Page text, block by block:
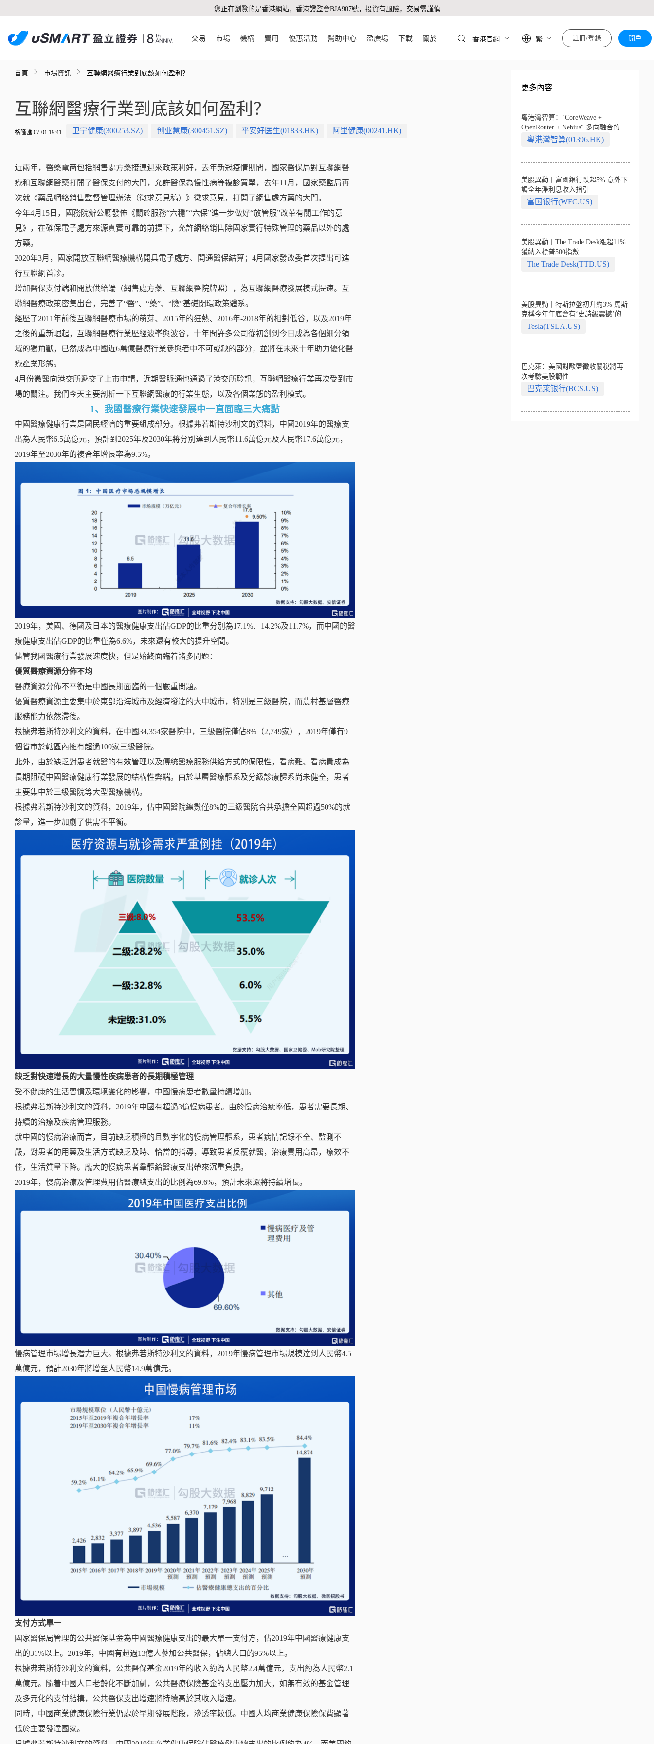
您正在瀏覽的是香港網站，香港證監會BJA907號，投資有風險，交易需謹慎
交易 市場 機構 費用 優惠活動 幫助中心 盈廣場 下載 關於 香港官網 繁 註冊/登錄 開戶
首頁 市場資訊 互聯網醫療行業到底該如何盈利？
互聯網醫療行業到底該如何盈利？
格隆匯 07-01 19:41 卫宁健康(300253.SZ) 创业慧康(300451.SZ) 平安好医生(01833.HK) 阿里健康(00241.HK)
近兩年，醫藥電商包括網售處方藥接連迎來政策利好，去年新冠疫情期間，國家醫保局對互聯網醫
療和互聯網醫藥打開了醫保支付的大門，允許醫保為慢性病等複診買單，去年11 月，國家藥監局再
次就《藥品網絡銷售監督管理辦法（徵求意見稿）》徵求意見，打開了網售處方藥的大門。
今年4月15日，國務院辦公廳發佈《關於服務“六穩”“六保”進一步做好“放管服”改革有關工作的意
見》，在確保電子處方來源真實可靠的前提下，允許網絡銷售除國家實行特殊管理的藥品以外的處
方藥。
2020年3月，國家開放互聯網醫療機構開具電子處方、開通醫保結算；4月國家發改委首次提出可進
行互聯網首診。
增加醫保支付端和開放供給端（網售處方藥、互聯網醫院牌照），為互聯網醫療發展模式提速。互
聯網醫療政策密集出台，完善了“醫”、“藥”、“險”基礎閉環政策體系。
經歷了2011年前後互聯網醫療市場的萌芽、2015年的狂熱、2016年-2018年的相對低谷，以及2019年
之後的重新崛起，互聯網醫療行業歷經波峯與波谷，十年間許多公司從初創到今日成為各個細分領
域的獨角獸，已然成為中國近6萬億醫療行業參與者中不可或缺的部分，並將在未來十年助力優化醫
療產業形態。
4月份微醫向港交所遞交了上市申請，近期醫脈通也通過了港交所聆訊，互聯網醫療行業再次受到市
場的關注。我們今天主要剖析一下互聯網醫療的行業生態，以及各個業態的盈利模式。
1、我國醫療行業快速發展中一直面臨三大痛點
中國醫療健康行業是國民經濟的重要組成部分。根據弗若斯特沙利文的資料，中國2019年的醫療支
出為人民幣6.5萬億元，預計到2025年及2030年將分別達到人民幣11.6萬億元及人民幣17.6萬億元，
2019年至2030年的複合年增長率為9.5%。
2019年，美國、德國及日本的醫療健康支出佔GDP的比重分別為17.1%、14.2%及11.7%，而中國的醫
療健康支出佔GDP的比重僅為6.6%，未來還有較大的提升空間。
儘管我國醫療行業發展速度快，但是始終面臨着諸多問題：
優質醫療資源分佈不均
醫療資源分佈不平衡是中國長期面臨的一個嚴重問題。
優質醫療資源主要集中於東部沿海城市及經濟發達的大中城市，特別是三級醫院，而農村基層醫療
服務能力依然滯後。
根據弗若斯特沙利文的資料，在中國34,354家醫院中，三級醫院僅佔8%（2,749家），2019年僅有9
個省市於轄區內擁有超過100家三級醫院。
此外，由於缺乏對患者就醫的有效管理以及傳統醫療服務供給方式的侷限性，看病難、看病貴成為
長期阻礙中國醫療健康行業發展的結構性弊端。由於基層醫療體系及分級診療體系尚未健全，患者
主要集中於三級醫院等大型醫療機構。
根據弗若斯特沙利文的資料，2019年，佔中國醫院總數僅8%的三級醫院合共承擔全國超過50%的就
診量，進一步加劇了供需不平衡。
缺乏對快速增長的大量慢性疾病患者的長期積極管理
受不健康的生活習慣及環境變化的影響，中國慢病患者數量持續增加。
根據弗若斯特沙利文的資料，2019年中國有超過3億慢病患者。由於慢病治癒率低，患者需要長期、
持續的治療及疾病管理服務。
就中國的慢病治療而言，目前缺乏積極的且數字化的慢病管理體系，患者病情記錄不全、監測不
嚴，對患者的用藥及生活方式缺乏及時、恰當的指導，導致患者反覆就醫，治療費用高昂，療效不
佳，生活質量下降。龐大的慢病患者羣體給醫療支出帶來沉重負擔。
2019年，慢病治療及管理費用佔醫療總支出的比例為69.6%，預計未來還將持續增長。
慢病管理市場增長潛力巨大。根據弗若斯特沙利文的資料，2019年慢病管理市場規模達到人民幣4.5
萬億元，預計2030年將增至人民幣14.9萬億元。
支付方式單一
國家醫保局管理的公共醫保基金為中國醫療健康支出的最大單一支付方，佔2019年中國醫療健康支
出的31%以上。2019年，中國有超過13億人蔘加公共醫保，佔總人口的95%以上。
根據弗若斯特沙利文的資料，公共醫保基金2019年的收入約為人民幣2.4萬億元，支出約為人民幣2.1
萬億元。隨着中國人口老齡化不斷加劇，公共醫療保險基金的支出壓力加大，如無有效的基金管理
及多元化的支付結構，公共醫保支出增速將持續高於其收入增速。
同時，中國商業健康保險行業仍處於早期發展階段，滲透率較低。中國人均商業健康保險保費顯著
低於主要發達國家。
更多內容
粵港灣智算："CoreWeave +
OpenRouter + Nebius" 多向融合的中
國智算新範式
粵港灣智算(01396.HK)
美股異動丨富國銀行跌超5% 意外下
調全年淨利息收入指引
富国银行(WFC.US)
美股異動丨The Trade Desk漲超11%
獲納入標普500指數
The Trade Desk(TTD.US)
美股異動丨特斯拉盤初升約3% 馬斯
克稱今年年底會有‘史詩級震撼’的演
示Tesla(TSLA.US)
巴克萊：美國對歐盟徵收關稅將再
次考驗美股韌性
巴克莱银行(BCS.US)